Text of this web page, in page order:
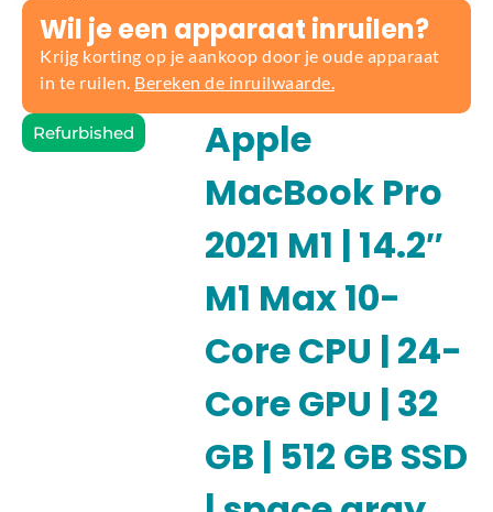
Wil je een apparaat inruilen?
Krijg korting op je aankoop door je oude apparaat
in te ruilen. Bereken de inruilwaarde.
Refurbished
Apple
MacBook Pro
2021 M1 | 14.2″
M1 Max 10-
Core CPU | 24-
Core GPU | 32
GB | 512 GB SSD